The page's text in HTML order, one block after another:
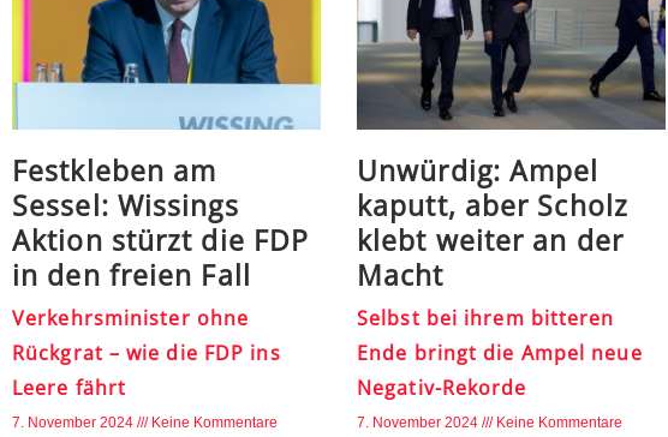
Festkleben am
Sessel: Wissings
Aktion stürzt die FDP
in den freien Fall
Verkehrsminister ohne
Rückgrat – wie die FDP ins
Leere fährt
7. November 2024 Keine Kommentare
Unwürdig: Ampel
kaputt, aber Scholz
klebt weiter an der
Macht
Selbst bei ihrem bitteren
Ende bringt die Ampel neue
Negativ-Rekorde
7. November 2024 Keine Kommentare